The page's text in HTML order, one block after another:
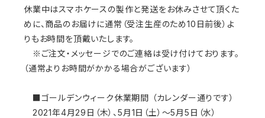
休業中はスマホケースの製作と発送をお休みさせて頂くた
めに、商品のお届けに通常（受注生産のため10日前後）よ
りもお時間を頂戴いたします。
※ご注文・メッセージでのご連絡は受け付けております。
（通常よりお時間がかかる場合がございます）
■ゴールデンウィーク休業期間 （カレンダー通りです）
2021年4月29日（木）、5月1日（土）～5月5日（水）